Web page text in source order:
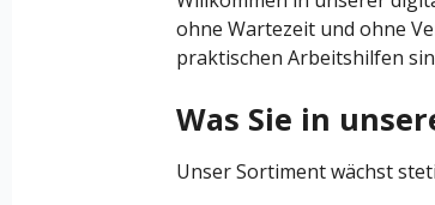
ohne Wartezeit und ohne
praktischen Arbeitshilfen
Was Sie in
Unser Sortiment wächst